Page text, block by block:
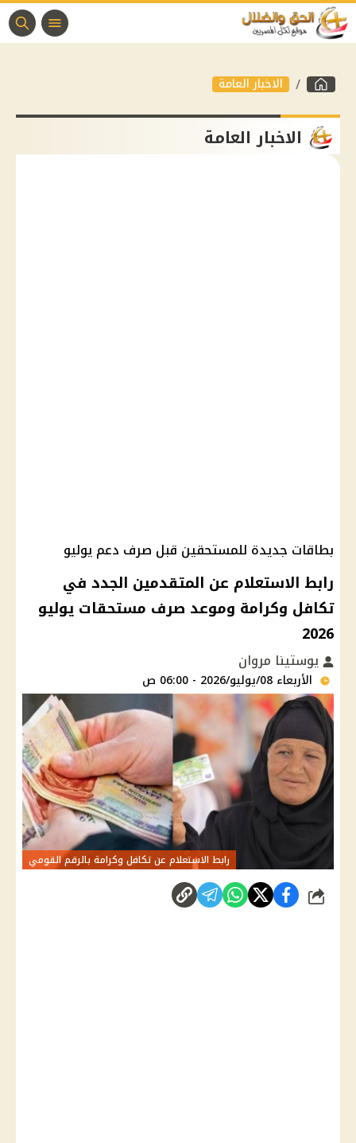
الاخبار العامة
الاخبار العامة
بطاقات جديدة للمستحقين قبل صرف دعم يوليو
رابط الاستعلام عن المتقدمين الجدد في
تكافل وكرامة وموعد صرف مستحقات يوليو
2026
يوستينا مروان
الأربعاء 08/يوليو/2026 - 06:00 ص
رابط الاستعلام عن تكافل وكرامة بالرقم القومي
شارك